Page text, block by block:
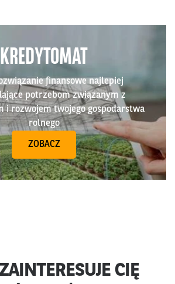
KREDYTOMAT
finansowe najlepiej
potrzebom związanym z
i rozwojem twojego gospodarstwa
rolnego
ZOBACZ
CIĘ